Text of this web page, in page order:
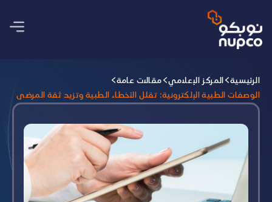
الرئيسية المركز الإعلامي
مقالات عامة
الوصفات الطبية الإلكترونية: تقلل الأخطاء الطبية وتزيد ثقة المرضى